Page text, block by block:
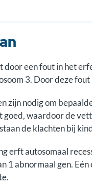
door een fout in het
3. Door deze
zijn nodig om
goed, waardoor de
de klachten bij
erft autosomaal
1 abnormaal gen.